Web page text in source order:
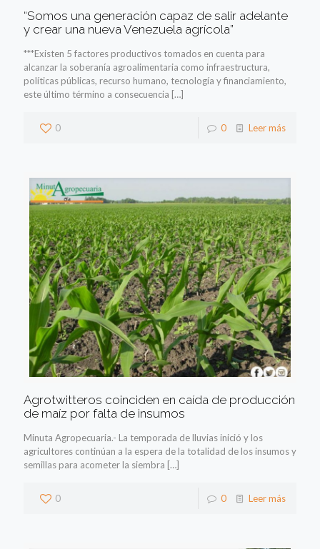
“Somos una generación capaz de salir adelante
y crear una nueva Venezuela agrícola”
***Existen 5 factores productivos tomados en cuenta para
alcanzar la soberanía agroalimentaria como infraestructura,
políticas públicas, recurso humano, tecnología y financiamiento,
este último término a consecuencia […]
0 0 Leer más
Agrotwitteros coinciden en caída de producción
de maíz por falta de insumos
Minuta Agropecuaria.- La temporada de lluvias inició y los
agricultores continúan a la espera de la totalidad de los insumos y
semillas para acometer la siembra […]
0 0 Leer más